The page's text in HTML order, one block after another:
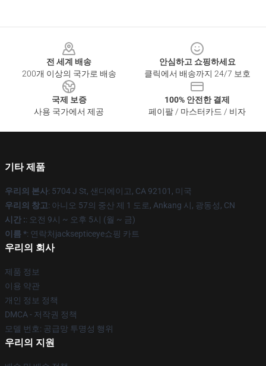
전 세계 배송
200개 이상의 국가로 배송
안심하고 쇼핑하세요
클릭에서 배송까지 24/7 보호
국제 보증
사용 국가에서 제공
100% 안전한 결제
페이팔 / 마스터카드 / 비자
기타 제품
우리의 본사: 5704 J St, 샌디에이고, CA 92101, 미국
우리의 창고: 아니오 57의 중산 제 1 도로, Ankang 시, 광동성, CN
시간 :: 오전 9시 ~ 오후 5시 (월 ~ 금)
이름 *: 연락처jacksepticeye쇼핑 카트
우리의 회사
제품 정보
이용 약관
개인 정보 정책
DMCA - 저작권 정책
모델 번호: 공급망 투명성 행위
우리의 지원